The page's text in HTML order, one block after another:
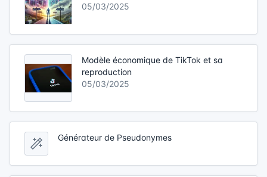
05/03/2025
Modèle économique de TikTok et sa
reproduction
05/03/2025
Générateur de Pseudonymes